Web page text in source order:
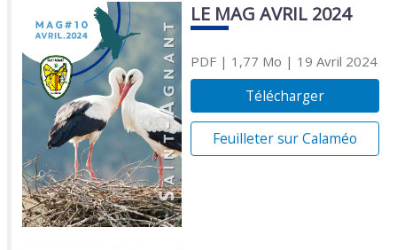
LE MAG AVRIL 2024
PDF| 1,77 Mo | 19 Avril 2024
Télécharger
Feuilleter sur Calaméo